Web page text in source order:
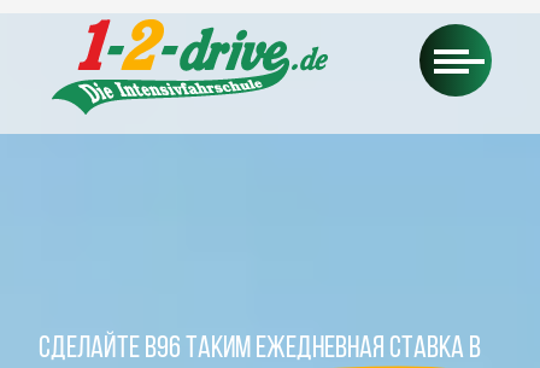
СДЕЛАЙТЕ B96 ТАКИМ ЕЖЕДНЕВНАЯ СТАВКА В